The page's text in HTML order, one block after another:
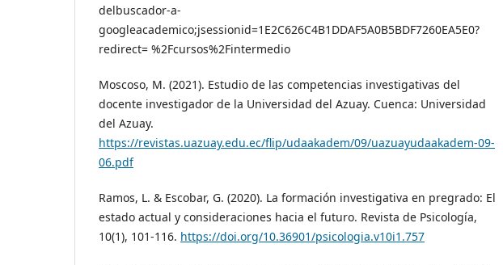
delbuscador-a-
googleacademico;jsessionid=1E2C626C4B1DDAF5A0B5BDF7260EA5E0?
redirect= %2Fcursos%2Fintermedio
Moscoso, M. (2021). Estudio de las competencias investigativas del
docente investigador de la Universidad del Azuay. Cuenca: Universidad
del Azuay.
https://revistas.uazuay.edu.ec/flip/udaakadem/09/uazuayudaakadem-09-
06.pdf
Ramos, L. & Escobar, G. (2020). La formación investigativa en pregrado: El
estado actual y consideraciones hacia el futuro. Revista de Psicología,
10(1), 101-116. https://doi.org/10.36901/psicologia.v10i1.757